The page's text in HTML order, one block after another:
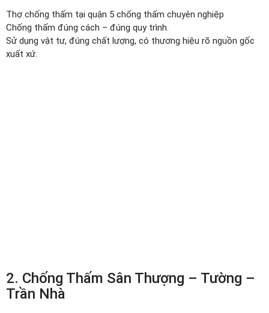
Thợ chống thấm tại quận 5 chống thấm chuyên nghiệp
Chống thấm đúng cách – đúng quy trình.
Sử dụng vật tư, đúng chất lượng, có thương hiệu rõ nguồn gốc
xuất xứ.
2. Chống Thấm Sân Thượng – Tường –
Trần Nhà